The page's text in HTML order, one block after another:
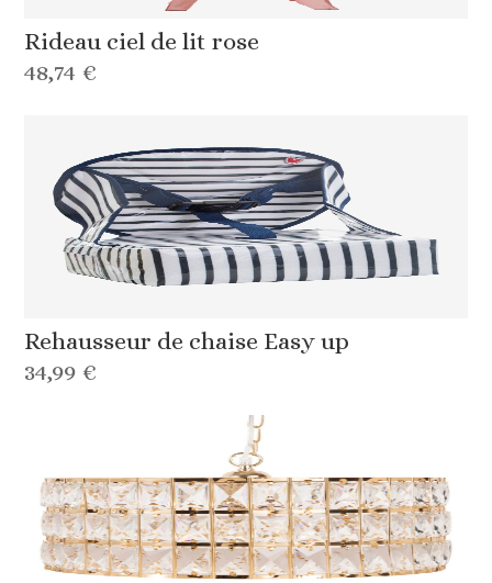
Rideau ciel de lit rose
48,74 €
Rehausseur de chaise Easy up
34,99 €